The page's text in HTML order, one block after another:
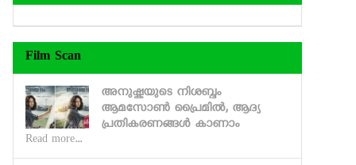
Film Scan
അനുഷ്കയുടെ നിശബ്ദം
ആമസോണ്‍ പ്രൈമില്‍, ആദ്യ
പ്രതികരണങ്ങള്‍ കാണാം
Read more...